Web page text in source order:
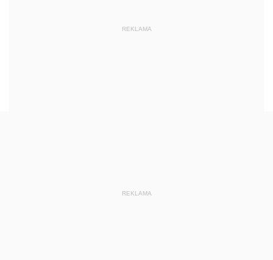
REKLAMA
REKLAMA